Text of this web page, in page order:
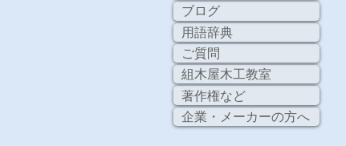
ブログ
用語辞典
ご質問
組木屋木工教室
著作権など
企業・メーカーの方へ